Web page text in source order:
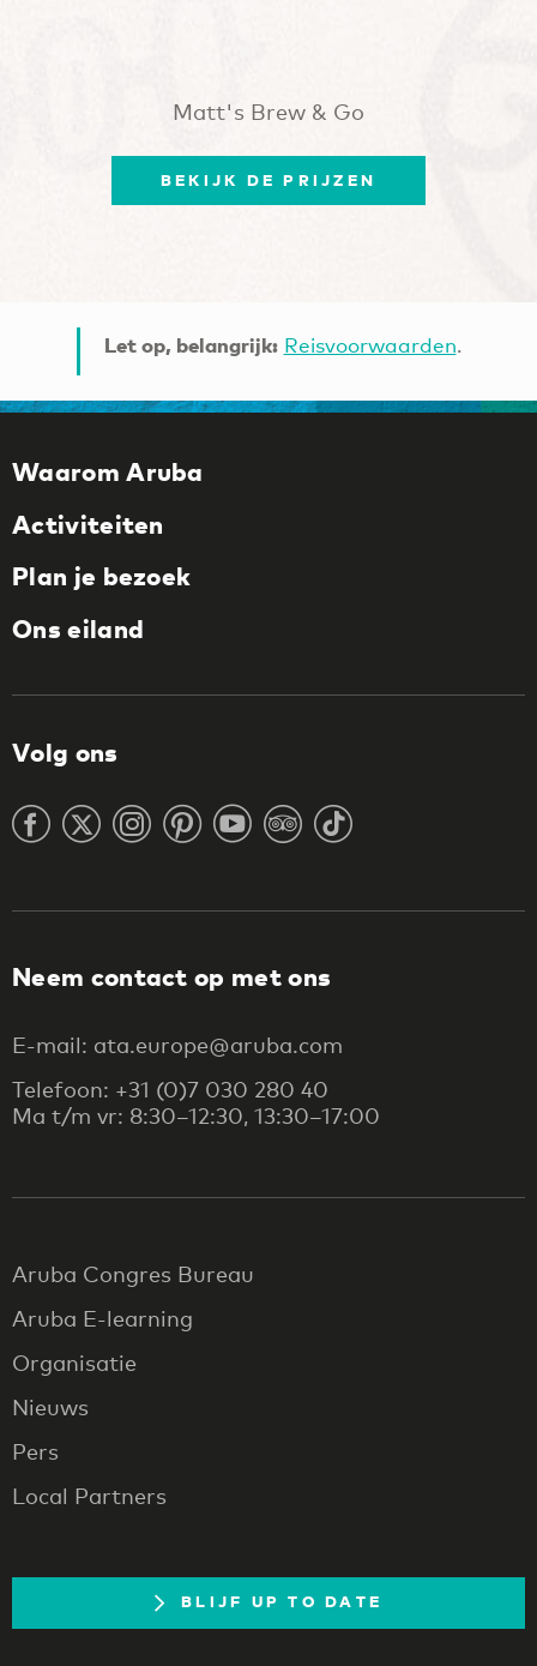
Matt's Brew & Go
BEKIJK DE PRIJZEN
Let op, belangrijk: Reisvoorwaarden.
Waarom Aruba
Activiteiten
Plan je bezoek
Ons eiland
Volg ons
Neem contact op met ons
E-mail: ata.europe@aruba.com
Telefoon: +31 (0)7 030 280 40
Ma t/m vr: 8:30–12:30, 13:30–17:00
Aruba Congres Bureau
Aruba E-learning
Organisatie
Nieuws
Pers
Local Partners
BLIJF UP TO DATE